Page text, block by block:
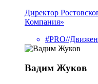
Директор
Компания»
#PRO//
Вадим Жуков